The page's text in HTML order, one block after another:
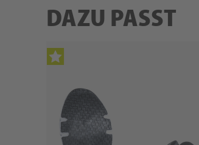
DAZU PASST